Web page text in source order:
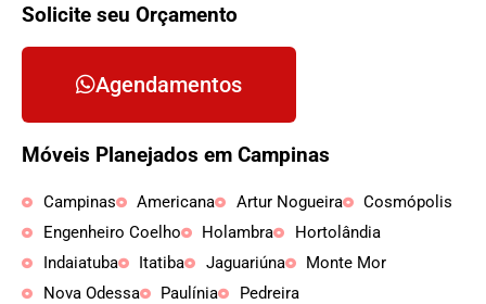
Solicite seu Orçamento
Agendamentos
Móveis Planejados em Campinas
Campinas Americana Artur Nogueira
Cosmópolis
Engenheiro Coelho
Holambra
Hortolândia
Indaiatuba
Itatiba Jaguariúna
Monte Mor
Nova Odessa
Paulínia
Pedreira